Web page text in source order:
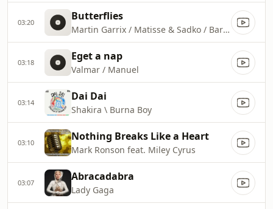
03:20 Butterflies
Martin Garrix / Matisse & Sadko / Barbz
03:18 Eget a nap
Valmar / Manuel
03:14 Dai Dai
Shakira \ Burna Boy
03:10 Nothing Breaks Like a Heart
Mark Ronson feat. Miley Cyrus
03:07 Abracadabra
Lady Gaga